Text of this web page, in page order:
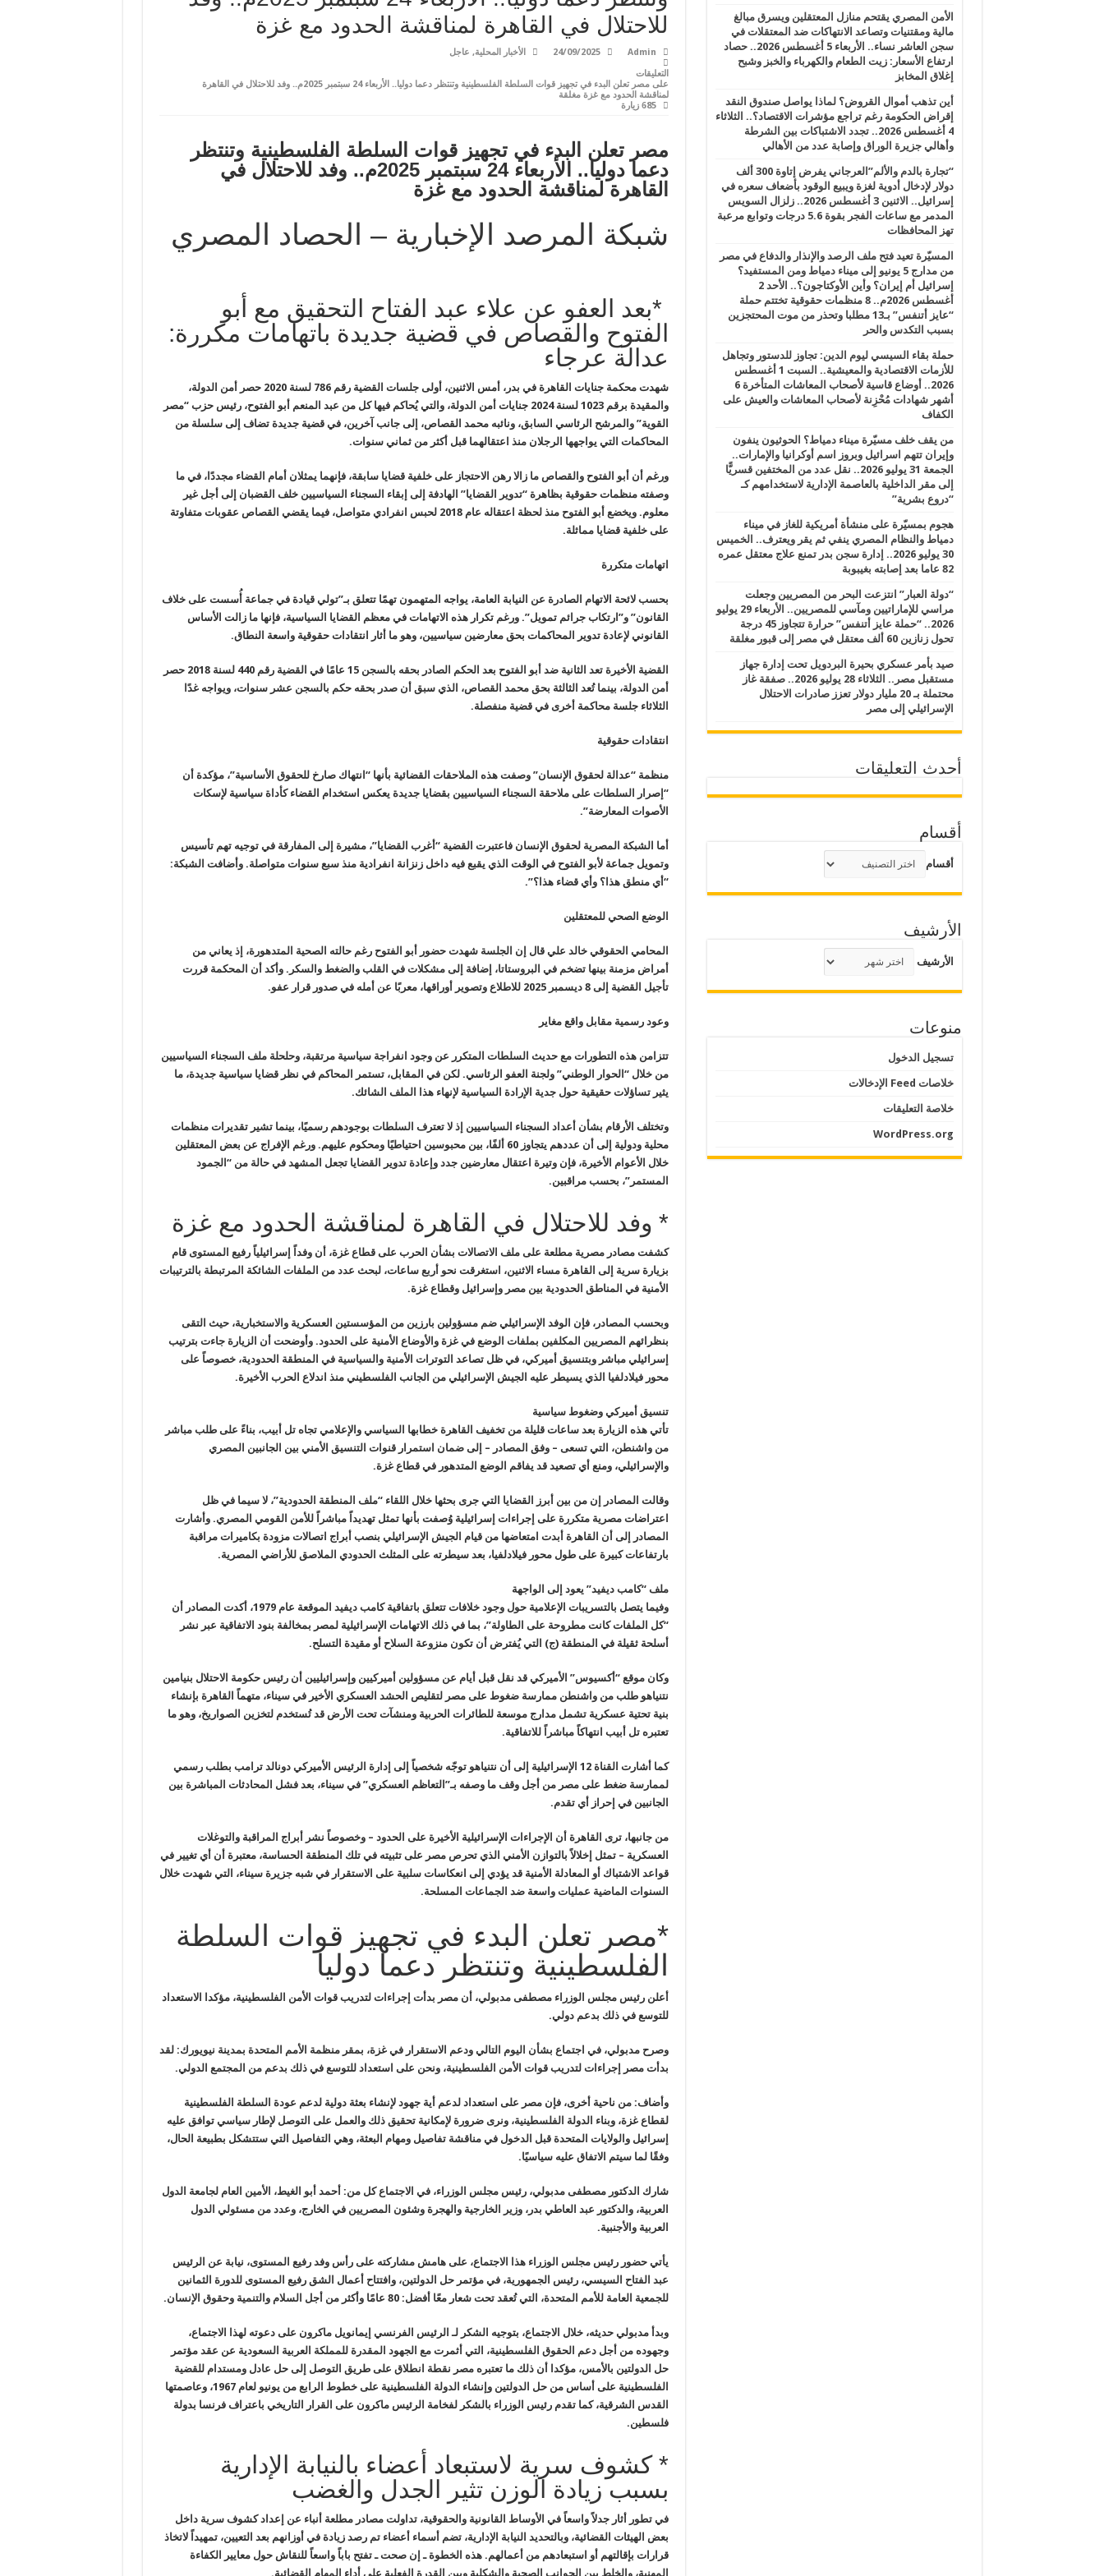
للاحتلال في القاهرة لمناقشة الحدود مع غزة
Admin
24/09/2025 الأخبار المحلية, عاجل
التعليقات
على مصر تعلن البدء في تجهيز قوات السلطة الفلسطينية وتنتظر دعما دوليا.. الأربعاء 24 سبتمبر 2025م.. وفد للاحتلال في القاهرة
لمناقشة الحدود مع غزة مغلقة
685 زيارة
مصر تعلن البدء في تجهيز قوات السلطة الفلسطينية وتنتظر
دعما دوليا.. الأربعاء 24 سبتمبر 2025م..
وفد للاحتلال في
القاهرة لمناقشة الحدود مع غزة
شبكة المرصد الإخبارية – الحصاد المصري
*بعد العفو عن علاء عبد الفتاح التحقيق مع أبو
الفتوح والقصاص في قضية جديدة باتهامات مكررة:
عدالة عرجاء
شهدت محكمة جنايات القاهرة في بدر، أمس الاثنين، أولى جلسات القضية رقم 786 لسنة 2020 حصر أمن الدولة،
والمقيدة برقم 1023 لسنة 2024 جنايات أمن الدولة، والتي يُحاكم فيها كل من عبد المنعم أبو الفتوح، رئيس حزب “مصر
القوية” والمرشح الرئاسي السابق، ونائبه محمد القصاص، إلى جانب آخرين، في قضية جديدة تضاف إلى سلسلة من
المحاكمات التي يواجهها الرجلان منذ اعتقالهما قبل أكثر من ثماني سنوات.
ورغم أن أبو الفتوح والقصاص ما زالا رهن الاحتجاز على خلفية قضايا سابقة، فإنهما يمثلان أمام القضاء مجددًا، في ما
وصفته منظمات حقوقية بظاهرة “تدوير القضايا” الهادفة إلى إبقاء السجناء السياسيين خلف القضبان إلى أجل غير
معلوم. ويخضع أبو الفتوح منذ لحظة اعتقاله عام 2018 لحبس انفرادي متواصل، فيما يقضي القصاص عقوبات متفاوتة
على خلفية قضايا مماثلة.
اتهامات متكررة
بحسب لائحة الاتهام الصادرة عن النيابة العامة، يواجه المتهمون تهمًا تتعلق بـ”تولي قيادة في جماعة أُسست على خلاف
القانون” و”ارتكاب جرائم تمويل”. ورغم تكرار هذه الاتهامات في معظم القضايا السياسية، فإنها ما زالت الأساس
القانوني لإعادة تدوير المحاكمات بحق معارضين سياسيين، وهو ما أثار انتقادات حقوقية واسعة النطاق.
القضية الأخيرة تعد الثانية ضد أبو الفتوح بعد الحكم الصادر بحقه بالسجن 15 عامًا في القضية رقم 440 لسنة 2018 حصر
أمن الدولة، بينما تُعد الثالثة بحق محمد القصاص، الذي سبق أن صدر بحقه حكم بالسجن عشر سنوات، ويواجه غدًا
الثلاثاء جلسة محاكمة أخرى في قضية منفصلة.
انتقادات حقوقية
منظمة “عدالة لحقوق الإنسان” وصفت هذه الملاحقات القضائية بأنها “انتهاك صارخ للحقوق الأساسية”، مؤكدة أن
“إصرار السلطات على ملاحقة السجناء السياسيين بقضايا جديدة يعكس استخدام القضاء كأداة سياسية لإسكات
الأصوات المعارضة”.
أما الشبكة المصرية لحقوق الإنسان فاعتبرت القضية “أغرب القضايا”، مشيرة إلى المفارقة في توجيه تهم تأسيس
وتمويل جماعة لأبو الفتوح في الوقت الذي يقبع فيه داخل زنزانة انفرادية منذ سبع سنوات متواصلة. وأضافت الشبكة:
“أي منطق هذا؟ وأي قضاء هذا؟”.
الوضع الصحي للمعتقلين
المحامي الحقوقي خالد علي قال إن الجلسة شهدت حضور أبو الفتوح رغم حالته الصحية المتدهورة، إذ يعاني من
أمراض مزمنة بينها تضخم في البروستاتا، إضافة إلى مشكلات في القلب والضغط والسكر. وأكد أن المحكمة قررت
تأجيل القضية إلى 8 ديسمبر 2025 للاطلاع وتصوير أوراقها، معربًا عن أمله في صدور قرار عفو.
وعود رسمية مقابل واقع مغاير
تتزامن هذه التطورات مع حديث السلطات المتكرر عن وجود انفراجة سياسية مرتقبة، وحلحلة ملف السجناء السياسيين
من خلال “الحوار الوطني” ولجنة العفو الرئاسي. لكن في المقابل، تستمر المحاكم في نظر قضايا سياسية جديدة، ما
يثير تساؤلات حقيقية حول جدية الإرادة السياسية لإنهاء هذا الملف الشائك.
وتختلف الأرقام بشأن أعداد السجناء السياسيين إذ لا تعترف السلطات بوجودهم رسميًا، بينما تشير تقديرات منظمات
محلية ودولية إلى أن عددهم يتجاوز 60 ألفًا، بين محبوسين احتياطيًا ومحكوم عليهم. ورغم الإفراج عن بعض المعتقلين
خلال الأعوام الأخيرة، فإن وتيرة اعتقال معارضين جدد وإعادة تدوير القضايا تجعل المشهد في حالة من “الجمود
المستمر”، بحسب مراقبين.
* وفد للاحتلال في القاهرة لمناقشة الحدود مع غزة
كشفت مصادر مصرية مطلعة على ملف الاتصالات بشأن الحرب على قطاع غزة، أن وفداً إسرائيلياً رفيع المستوى قام
بزيارة سرية إلى القاهرة مساء الاثنين، استغرقت نحو أربع ساعات، لبحث عدد من الملفات الشائكة المرتبطة بالترتيبات
الأمنية في المناطق الحدودية بين مصر وإسرائيل وقطاع غزة.
وبحسب المصادر، فإن الوفد الإسرائيلي ضم مسؤولين بارزين من المؤسستين العسكرية والاستخبارية، حيث التقى
بنظرائهم المصريين المكلفين بملفات الوضع في غزة والأوضاع الأمنية على الحدود. وأوضحت أن الزيارة جاءت بترتيب
إسرائيلي مباشر وبتنسيق أميركي، في ظل تصاعد التوترات الأمنية والسياسية في المنطقة الحدودية، خصوصاً على
محور فيلادلفيا الذي يسيطر عليه الجيش الإسرائيلي من الجانب الفلسطيني منذ اندلاع الحرب الأخيرة.
تنسيق أميركي وضغوط سياسية
تأتي هذه الزيارة بعد ساعات قليلة من تخفيف القاهرة خطابها السياسي والإعلامي تجاه تل أبيب، بناءً على طلب مباشر
من واشنطن، التي تسعى – وفق المصادر – إلى ضمان استمرار قنوات التنسيق الأمني بين الجانبين المصري
والإسرائيلي، ومنع أي تصعيد قد يفاقم الوضع المتدهور في قطاع غزة.
وقالت المصادر إن من بين أبرز القضايا التي جرى بحثها خلال اللقاء “ملف المنطقة الحدودية”، لا سيما في ظل
اعتراضات مصرية متكررة على إجراءات إسرائيلية وُصفت بأنها تمثل تهديداً مباشراً للأمن القومي المصري. وأشارت
المصادر إلى أن القاهرة أبدت امتعاضها من قيام الجيش الإسرائيلي بنصب أبراج اتصالات مزودة بكاميرات مراقبة
بارتفاعات كبيرة على طول محور فيلادلفيا، بعد سيطرته على المثلث الحدودي الملاصق للأراضي المصرية.
ملف “كامب ديفيد” يعود إلى الواجهة
وفيما يتصل بالتسريبات الإعلامية حول وجود خلافات تتعلق باتفاقية كامب ديفيد الموقعة عام 1979، أكدت المصادر أن
“كل الملفات كانت مطروحة على الطاولة”، بما في ذلك الاتهامات الإسرائيلية لمصر بمخالفة بنود الاتفاقية عبر نشر
أسلحة ثقيلة في المنطقة (ج) التي يُفترض أن تكون منزوعة السلاح أو مقيدة التسلح.
وكان موقع “أكسيوس” الأميركي قد نقل قبل أيام عن مسؤولين أميركيين وإسرائيليين أن رئيس حكومة الاحتلال بنيامين
نتنياهو طلب من واشنطن ممارسة ضغوط على مصر لتقليص الحشد العسكري الأخير في سيناء، متهماً القاهرة بإنشاء
بنية تحتية عسكرية تشمل مدارج موسعة للطائرات الحربية ومنشآت تحت الأرض قد تُستخدم لتخزين الصواريخ، وهو ما
تعتبره تل أبيب انتهاكاً مباشراً للاتفاقية.
كما أشارت القناة 12 الإسرائيلية إلى أن نتنياهو توجّه شخصياً إلى إدارة الرئيس الأميركي دونالد ترامب بطلب رسمي
لممارسة ضغط على مصر من أجل وقف ما وصفه بـ”التعاظم العسكري” في سيناء، بعد فشل المحادثات المباشرة بين
الجانبين في إحراز أي تقدم.
من جانبها، ترى القاهرة أن الإجراءات الإسرائيلية الأخيرة على الحدود – وخصوصاً نشر أبراج المراقبة والتوغلات
العسكرية – تمثل إخلالاً بالتوازن الأمني الذي تحرص مصر على تثبيته في تلك المنطقة الحساسة، معتبرة أن أي تغيير في
قواعد الاشتباك أو المعادلة الأمنية قد يؤدي إلى انعكاسات سلبية على الاستقرار في شبه جزيرة سيناء، التي شهدت خلال
السنوات الماضية عمليات واسعة ضد الجماعات المسلحة.
*مصر تعلن البدء في تجهيز قوات السلطة
الفلسطينية وتنتظر دعما دوليا
أعلن رئيس مجلس الوزراء مصطفى مدبولي، أن مصر بدأت إجراءات لتدريب قوات الأمن الفلسطينية، مؤكدا
الاستعداد
للتوسع في ذلك بدعم دولي.
وصرح مدبولي، في اجتماع بشأن اليوم التالي ودعم الاستقرار في غزة، بمقر منظمة الأمم المتحدة بمدينة نيويورك: لقد
بدأت مصر إجراءات لتدريب قوات الأمن الفلسطينية، ونحن على استعداد للتوسع في ذلك بدعم من المجتمع الدولي.
وأضاف: من ناحية أخرى، فإن مصر على استعداد لدعم أية جهود لإنشاء بعثة دولية لدعم عودة السلطة الفلسطينية
لقطاع غزة، وبناء الدولة الفلسطينية، ونرى ضرورة لإمكانية تحقيق ذلك والعمل على التوصل لإطار سياسي توافق عليه
إسرائيل والولايات المتحدة قبل الدخول في مناقشة تفاصيل ومهام البعثة، وهي التفاصيل التي ستتشكل بطبيعة الحال،
وفقًا لما سيتم الاتفاق عليه سياسيًا.
شارك الدكتور مصطفى مدبولي، رئيس مجلس الوزراء، في الاجتماع كل من: أحمد أبو الغيط، الأمين العام لجامعة الدول
العربية، والدكتور عبد العاطي بدر، وزير الخارجية والهجرة وشئون المصريين في الخارج، وعدد من مسئولي الدول
العربية والأجنبية.
يأتي حضور رئيس مجلس الوزراء هذا الاجتماع، على هامش مشاركته على رأس وفد رفيع المستوى، نيابة عن الرئيس
عبد الفتاح السيسي، رئيس الجمهورية، في مؤتمر حل الدولتين، وافتتاح أعمال الشق رفيع المستوى للدورة الثمانين
للجمعية العامة للأمم المتحدة، التي تُعقد تحت شعار معًا أفضل: 80 عامًا
وأكثر من أجل السلام والتنمية وحقوق الإنسان.
وبدأ مدبولي حديثه، خلال الاجتماع، بتوجيه الشكر لـ الرئيس الفرنسي إيمانويل ماكرون على دعوته لهذا الاجتماع،
وجهوده من أجل دعم الحقوق الفلسطينية، التي أثمرت مع الجهود المقدرة للمملكة العربية السعودية عن عقد مؤتمر
حل الدولتين بالأمس، مؤكدا أن ذلك ما تعتبره مصر نقطة انطلاق على طريق التوصل إلى حل عادل ومستدام للقضية
الفلسطينية على أساس من حل الدولتين وإنشاء الدولة الفلسطينية على خطوط الرابع من يونيو لعام 1967،
وعاصمتها
القدس الشرقية، كما تقدم رئيس الوزراء بالشكر لفخامة الرئيس ماكرون على القرار التاريخي باعتراف فرنسا بدولة
فلسطين.
* كشوف سرية لاستبعاد أعضاء بالنيابة الإدارية
بسبب زيادة الوزن تثير الجدل والغضب
في تطور أثار جدلاً واسعاً في الأوساط القانونية والحقوقية، تداولت مصادر مطلعة أنباء عن إعداد كشوف سرية داخل
بعض الهيئات القضائية، وبالتحديد النيابة الإدارية، تضم أسماء أعضاء تم رصد زيادة في أوزانهم بعد التعيين، تمهيداً لاتخاذ
قرارات بإقالتهم أو استبعادهم من أعمالهم. هذه الخطوة ـ إن صحت ـ تفتح باباً واسعاً للنقاش حول معايير الكفاءة
المهنية، والخلط بين الجوانب الصحية والشكلية وبين القدرة الفعلية على أداء المهام القضائية.
الأمن المصري يقتحم منازل المعتقلين ويسرق مبالغ
مالية ومقتنيات وتصاعد الانتهاكات ضد المعتقلات في
سجن العاشر نساء.. الأربعاء 5 أغسطس 2026.. حصاد
ارتفاع الأسعار: زيت الطعام والكهرباء والخبز وشبح
إغلاق المخابز
أين تذهب أموال القروض؟ لماذا يواصل صندوق النقد
إقراض الحكومة رغم تراجع مؤشرات الاقتصاد؟.. الثلاثاء
4 أغسطس 2026.. تجدد الاشتباكات بين الشرطة
وأهالي جزيرة الوراق وإصابة عدد من الأهالي
“تجارة بالدم والألم”العرجاني يفرض إتاوة 300 ألف
دولار لإدخال أدوية لغزة ويبيع الوقود بأضعاف سعره في
إسرائيل.. الاثنين 3 أغسطس 2026.. زلزال السويس
المدمر مع ساعات الفجر بقوة 5.6 درجات وتوابع مرعبة
تهز المحافظات
المسيّرة تعيد فتح ملف الرصد والإنذار والدفاع في مصر
من مدارج 5 يونيو إلى ميناء دمياط ومن المستفيد؟
إسرائيل أم إيران؟ وأين الأوكتاجون؟.. الأحد 2
أغسطس 2026م.. 8 منظمات حقوقية تختتم حملة
“عايز أتنفس” بـ13 مطلبا وتحذر من موت المحتجزين
بسبب التكدس والحر
حملة بقاء السيسي ليوم الدين: تجاوز للدستور وتجاهل
للأزمات الاقتصادية والمعيشية.. السبت 1 أغسطس
2026.. أوضاع قاسية لأصحاب المعاشات المتأخرة 6
أشهر شهادات مُحْزِنة لأصحاب المعاشات والعيش على
الكفاف
من يقف خلف مسيّرة ميناء دمياط؟ الحوثيون ينفون
وإيران تتهم اسرائيل وبروز اسم أوكرانيا والإمارات..
الجمعة 31 يوليو 2026.. نقل عدد من المختفين قسريًّا
إلى مقر الداخلية بالعاصمة الإدارية لاستخدامهم كـ
“دروع بشرية”
هجوم بمسيّرة على منشأة أمريكية للغاز في ميناء
دمياط والنظام المصري ينفي ثم يقر ويعترف.. الخميس
30 يوليو 2026.. إدارة سجن بدر تمنع علاج معتقل عمره
82 عاما بعد إصابته بغيبوبة
“دولة العبار” انتزعت البحر من المصريين وجعلت
مراسي للإماراتيين ومآسي للمصريين.. الأربعاء 29 يوليو
2026.. “حملة عايز أتنفس” حرارة تتجاوز 45 درجة
تحول زنازين 60 ألف معتقل في مصر إلى قبور مغلقة
صيد بأمر عسكري بحيرة البردويل تحت إدارة جهاز
مستقبل مصر.. الثلاثاء 28 يوليو 2026.. صفقة غاز
محتملة بـ 20 مليار دولار تعزز صادرات الاحتلال
الإسرائيلي إلى مصر
أحدث التعليقات
أقسام
أقسام
الأرشيف
الأرشيف
منوعات
تسجيل الدخول
خلاصات Feed الإدخالات
خلاصة التعليقات
WordPress.org